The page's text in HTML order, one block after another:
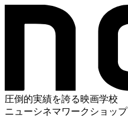
圧倒的実績を誇る映画学校
ニューシネマワークショップ